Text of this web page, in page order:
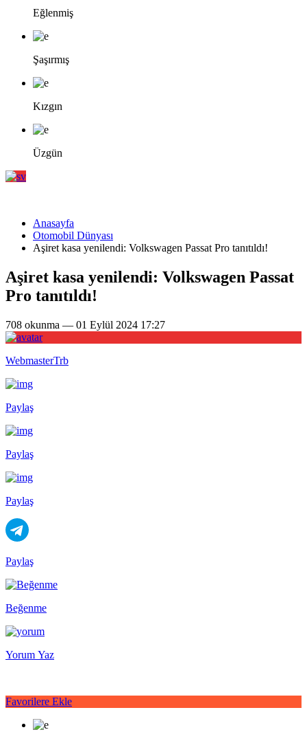
Eğlenmiş
Şaşırmış
Kızgın
Üzgün
Anasayfa
Otomobil Dünyası
Aşiret kasa yenilendi: Volkswagen Passat Pro tanıtıldı!
Aşiret kasa yenilendi: Volkswagen Passat
Pro tanıtıldı!
708 okunma — 01 Eylül 2024 17:27
WebmasterTrb
Paylaş
Paylaş
Paylaş
Paylaş
Beğenme
Yorum Yaz
Favorilere Ekle